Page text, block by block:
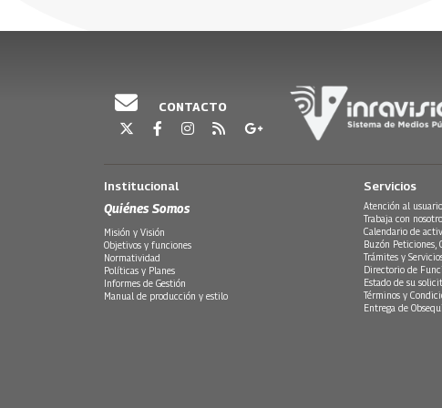
Escúchelos de lunes a viernes a partir de las 6 de la
CONTACTO
Institucional
Quiénes Somos
Misión y Visión
Objetivos y funciones
Normatividad
Políticas y Planes
Informes de Gestión
Manual de producción y estilo
Servicios
Atención al usuario
Trabaja con
Calendario de
Buzón Peticiones,
Trámites y
Directorio de
Estado de su
Términos y
Entrega de